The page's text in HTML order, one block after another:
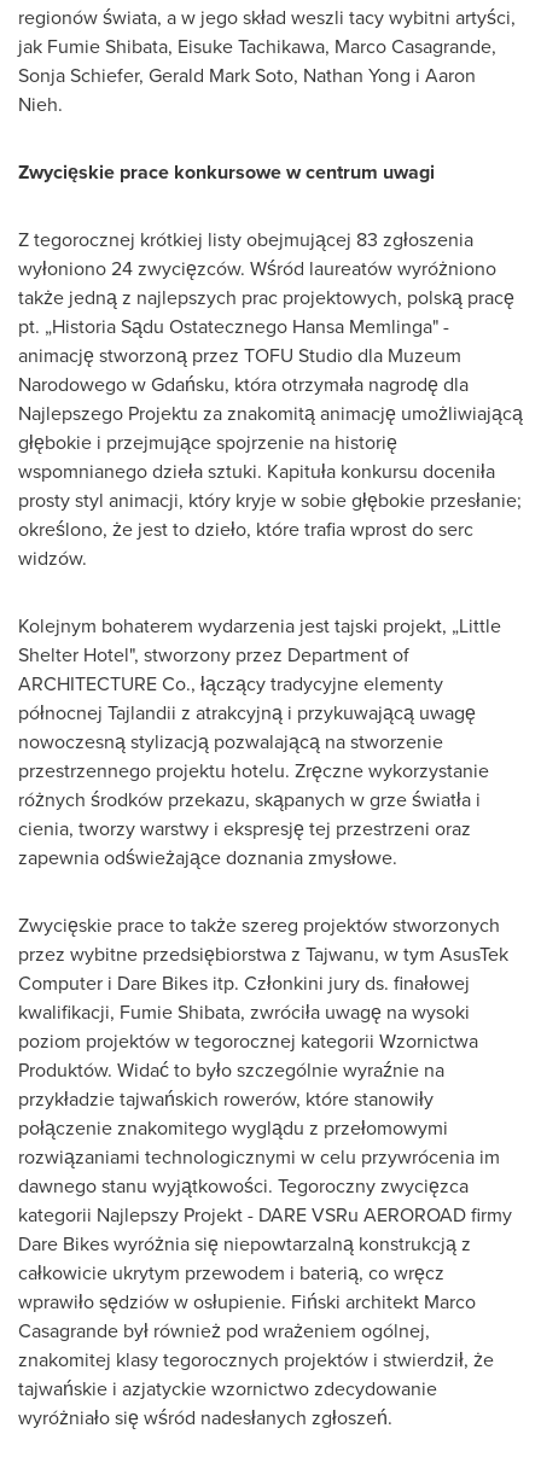
regionów świata, a w jego skład weszli tacy wybitni artyści,
jak Fumie Shibata, Eisuke Tachikawa, Marco Casagrande,
Sonja Schiefer, Gerald Mark Soto, Nathan Yong i Aaron
Nieh.
Zwycięskie prace konkursowe w centrum uwagi
Z tegorocznej krótkiej listy obejmującej 83 zgłoszenia
wyłoniono 24 zwycięzców. Wśród laureatów wyróżniono
także jedną z najlepszych prac projektowych, polską pracę
pt. „Historia Sądu Ostatecznego Hansa Memlinga" -
animację stworzoną przez TOFU Studio dla Muzeum
Narodowego w Gdańsku, która otrzymała nagrodę dla
Najlepszego Projektu za znakomitą animację umożliwiającą
głębokie i przejmujące spojrzenie na historię
wspomnianego dzieła sztuki. Kapituła konkursu doceniła
prosty styl animacji, który kryje w sobie głębokie przesłanie;
określono, że jest to dzieło, które trafia wprost do serc
widzów.
Kolejnym bohaterem wydarzenia jest tajski projekt, „Little
Shelter Hotel", stworzony przez Department of
ARCHITECTURE Co., łączący tradycyjne elementy
północnej Tajlandii z atrakcyjną i przykuwającą uwagę
nowoczesną stylizacją pozwalającą na stworzenie
przestrzennego projektu hotelu. Zręczne wykorzystanie
różnych środków przekazu, skąpanych w grze światła i
cienia, tworzy warstwy i ekspresję tej przestrzeni oraz
zapewnia odświeżające doznania zmysłowe.
Zwycięskie prace to także szereg projektów stworzonych
przez wybitne przedsiębiorstwa z Tajwanu, w tym AsusTek
Computer i Dare Bikes itp. Członkini jury ds. finałowej
kwalifikacji, Fumie Shibata, zwróciła uwagę na wysoki
poziom projektów w tegorocznej kategorii Wzornictwa
Produktów. Widać to było szczególnie wyraźnie na
przykładzie tajwańskich rowerów, które stanowiły
połączenie znakomitego wyglądu z przełomowymi
rozwiązaniami technologicznymi w celu przywrócenia im
dawnego stanu wyjątkowości. Tegoroczny zwycięzca
kategorii Najlepszy Projekt - DARE VSRu AEROROAD firmy
Dare Bikes wyróżnia się niepowtarzalną konstrukcją z
całkowicie ukrytym przewodem i baterią, co wręcz
wprawiło sędziów w osłupienie. Fiński architekt Marco
Casagrande był również pod wrażeniem ogólnej,
znakomitej klasy tegorocznych projektów i stwierdził, że
tajwańskie i azjatyckie wzornictwo zdecydowanie
wyróżniało się wśród nadesłanych zgłoszeń.